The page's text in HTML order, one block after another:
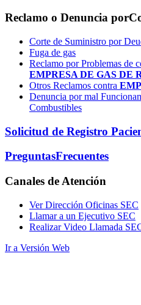
Reclamo o Denuncia por
Corte de Suministro por
Fuga de gas
Reclamo por Problemas de
EMPRESA DE GAS DE
Otros Reclamos contra
Denuncia por mal
Combustibles
Solicitud de Registro
PreguntasFrecuentes
Canales de Atención
Ver Dirección Oficinas SEC
Llamar a un Ejecutivo SEC
Realizar Video Llamada
Ir a Versión Web